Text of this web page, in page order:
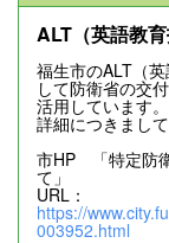
ALT（英語教
福生市のALT（
して防衛省の交
活用しています。
詳細につきまし
市HP 「特定防
て」
URL：
https://
003952.html